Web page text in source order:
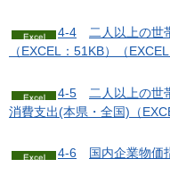
4-4 二人以上の世
（EXCEL：51KB）
（
4-5 二 人以上の世
消費支出(本県・全国)（
4-6 国内企業物価